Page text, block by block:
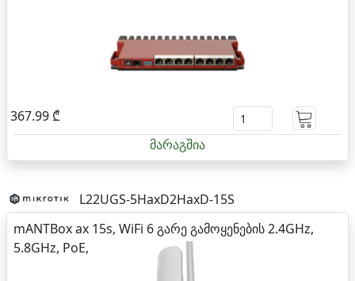
367.99 ₾
მარაგშია
L22UGS-5HaxD2HaxD-15S
mANTBox ax 15s, WiFi 6 გარე გამოყენების 2.4GHz,
5.8GHz, PoE,